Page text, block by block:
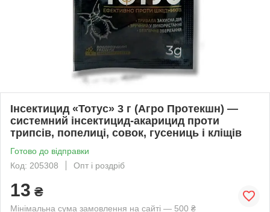
Інсектицид «Тотус» 3 г (Агро Протекшн) —
системний інсектицид-акарицид проти
трипсів, попелиці, совок, гусениць і кліщів
Готово до відправки
Код: 205308
Опт і роздріб
13 ₴
Мінімальна сума замовлення на сайті — 500 ₴